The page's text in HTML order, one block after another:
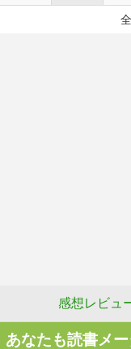
感想レビュ
あなたも読書メ